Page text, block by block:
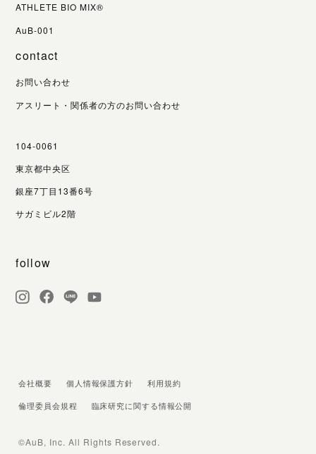
ATHLETE BIO MIX®
AuB-001
contact
お問い合わせ
アスリート・関係者の方のお問い合わせ
104-0061
東京都中央区
銀座7丁目13番6号
サガミビル2階
follow
会社概要 個人情報保護方針
利用規約
倫理委員会規程
臨床研究に関する情報公開
©AuB, Inc. All Rights Reserved.